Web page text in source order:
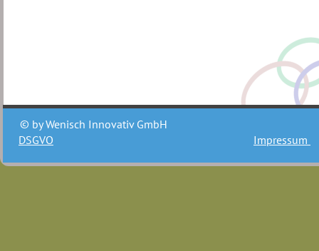
© by Wenisch Innovativ GmbH
DSGVO Impressum